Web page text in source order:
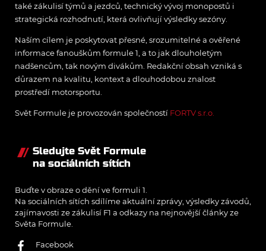
také zákulisí týmů a jezdců, technický vývoj monopostů i
strategická rozhodnutí, která ovlivňují výsledky sezóny.
Naším cílem je poskytovat přesné, srozumitelné a ověřené
informace fanouškům formule 1, a to jak dlouholetým
nadšencům, tak novým divákům. Redakční obsah vzniká s
důrazem na kvalitu, kontext a dlouhodobou znalost
prostředí motorsportu.
Svět Formule je provozován společností FORTV s.r.o.
Sledujte Svět Formule
na sociálních sítích
Buďte v obraze o dění ve formuli 1.
Na sociálních sítích sdílíme aktuální zprávy, výsledky závodů,
zajímavosti ze zákulisí F1 a odkazy na nejnovější články ze
Světa Formule.
Facebook